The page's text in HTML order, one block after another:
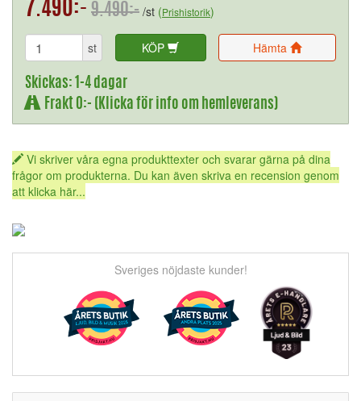
7.490:- 9.490:- /st (Prishistorik)
st KÖP Hämta
Skickas: 1-4 dagar
Frakt 0:- (Klicka för info om hemleverans)
Vi skriver våra egna produkttexter och svarar gärna på dina
frågor om produkterna. Du kan även skriva en recension genom
att klicka här...
Sveriges nöjdaste kunder!